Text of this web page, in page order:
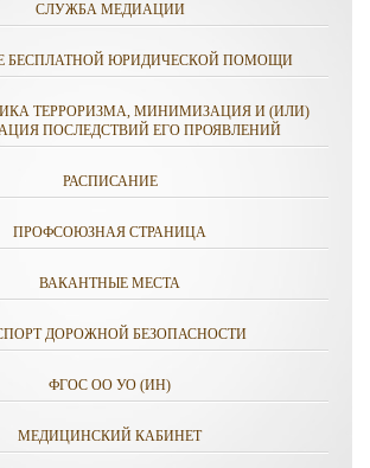
СЛУЖБА МЕДИАЦИИ
БЕСПЛАТНОЙ ЮРИДИЧЕСКОЙ ПОМОЩИ
ТЕРРОРИЗМА, МИНИМИЗАЦИЯ И (ИЛИ)
ПОСЛЕДСТВИЙ ЕГО ПРОЯВЛЕНИЙ
РАСПИСАНИЕ
ПРОФСОЮЗНАЯ СТРАНИЦА
ВАКАНТНЫЕ МЕСТА
ДОРОЖНОЙ БЕЗОПАСНОСТИ
ФГОС ОО УО (ИН)
МЕДИЦИНСКИЙ КАБИНЕТ